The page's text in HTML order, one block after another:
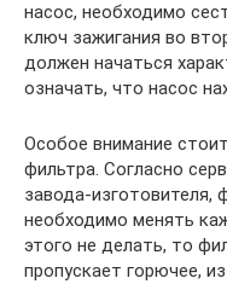
насос, необходимо
ключ зажигания во
должен начаться
означать, что насос
Особое внимание
фильтра. Согласно
завода-
необходимо менять
этого не делать, то
пропускает горючее,